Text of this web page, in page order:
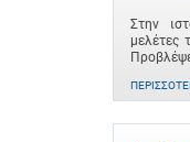
Στην
μελέτες